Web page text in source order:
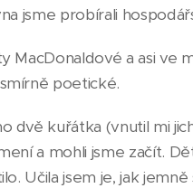
jsme probírali
MacDonaldové a asi ve
poetické.
kuřátka (vnutil mi
a mohli jsme začít.
Učila jsem je, jak